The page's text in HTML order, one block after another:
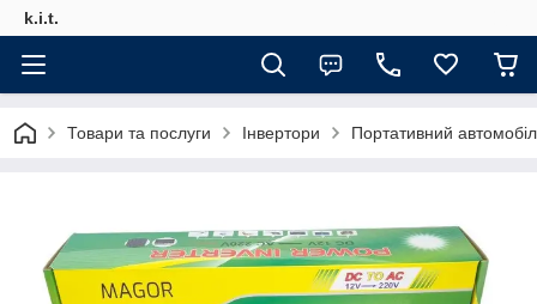
k.i.t.
Товари та послуги Інвертори Портативний